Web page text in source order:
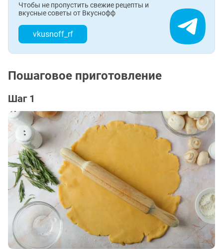
Чтобы не пропустить свежие рецепты и
вкусные советы от Вкуснофф
vkusnoff_rf
Пошаговое приготовление
Шаг 1